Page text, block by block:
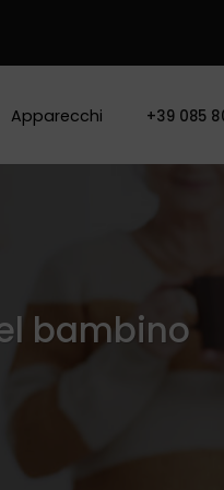
Apparecchi +39 085
bambino